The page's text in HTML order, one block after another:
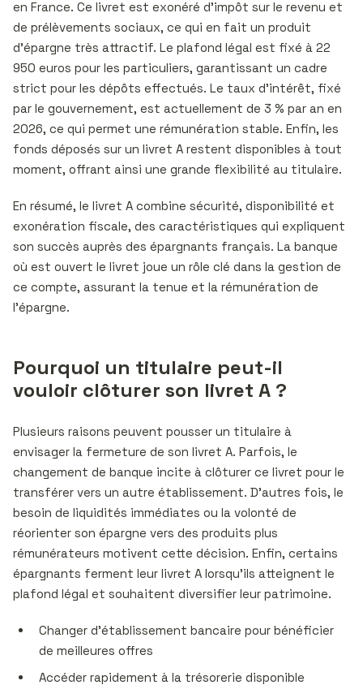
en France. Ce livret est exonéré d’impôt sur le revenu et
de prélèvements sociaux, ce qui en fait un produit
d’épargne très attractif. Le plafond légal est fixé à 22
950 euros pour les particuliers, garantissant un cadre
strict pour les dépôts effectués. Le taux d’intérêt, fixé
par le gouvernement, est actuellement de 3 % par an en
2026, ce qui permet une rémunération stable. Enfin, les
fonds déposés sur un livret A restent disponibles à tout
moment, offrant ainsi une grande flexibilité au titulaire.
En résumé, le livret A combine sécurité, disponibilité et
exonération fiscale, des caractéristiques qui expliquent
son succès auprès des épargnants français. La banque
où est ouvert le livret joue un rôle clé dans la gestion de
ce compte, assurant la tenue et la rémunération de
l’épargne.
Pourquoi un titulaire peut-il
vouloir clôturer son livret A ?
Plusieurs raisons peuvent pousser un titulaire à
envisager la fermeture de son livret A. Parfois, le
changement de banque incite à clôturer ce livret pour le
transférer vers un autre établissement. D’autres fois, le
besoin de liquidités immédiates ou la volonté de
réorienter son épargne vers des produits plus
rémunérateurs motivent cette décision. Enfin, certains
épargnants ferment leur livret A lorsqu’ils atteignent le
plafond légal et souhaitent diversifier leur patrimoine.
Changer d’établissement bancaire pour bénéficier
de meilleures offres
Accéder rapidement à la trésorerie disponible